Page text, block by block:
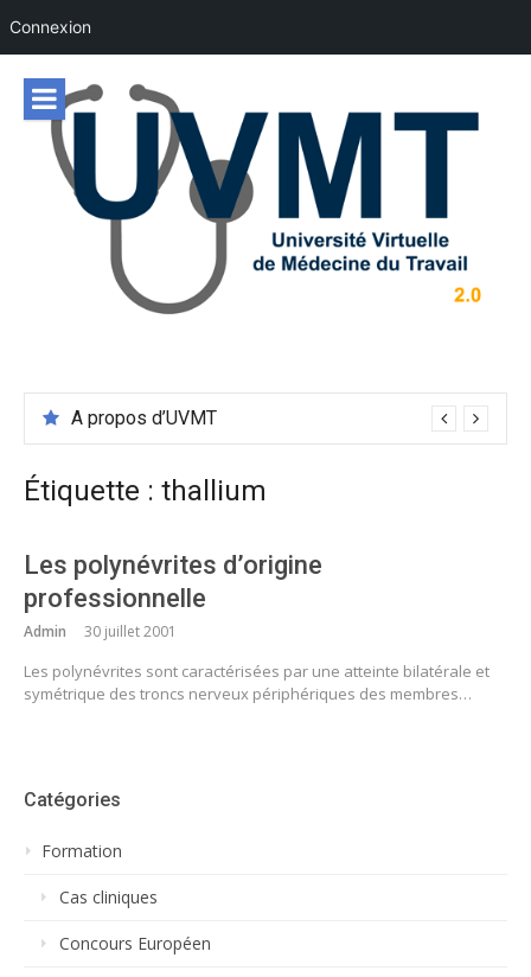
Connexion
contenu
A propos d’UVMT
Étiquette : thallium
Les polynévrites d’origine
professionnelle
Admin 30 juillet 2001
Les polynévrites sont caractérisées par une atteinte bilatérale et
symétrique des troncs nerveux périphériques des membres…
Catégories
Formation
Cas cliniques
Concours Européen